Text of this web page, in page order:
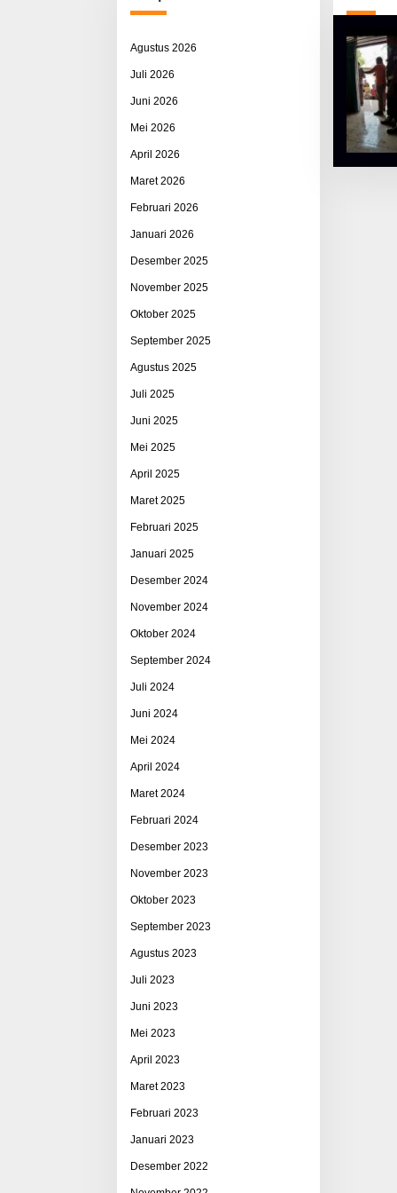
Agustus 2026
Juli 2026
Juni 2026
Mei 2026
April 2026
Maret 2026
Februari 2026
Januari 2026
Desember 2025
November 2025
Oktober 2025
September 2025
Agustus 2025
Juli 2025
Juni 2025
Mei 2025
April 2025
Maret 2025
Februari 2025
Januari 2025
Desember 2024
November 2024
Oktober 2024
September 2024
Juli 2024
Juni 2024
Mei 2024
April 2024
Maret 2024
Februari 2024
Desember 2023
November 2023
Oktober 2023
September 2023
Agustus 2023
Juli 2023
Juni 2023
Mei 2023
April 2023
Maret 2023
Februari 2023
Januari 2023
Desember 2022